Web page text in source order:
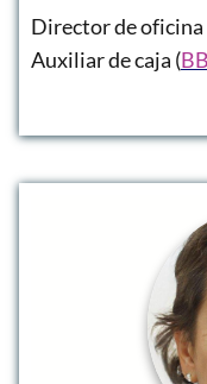
Director de oficina
Auxiliar de caja (